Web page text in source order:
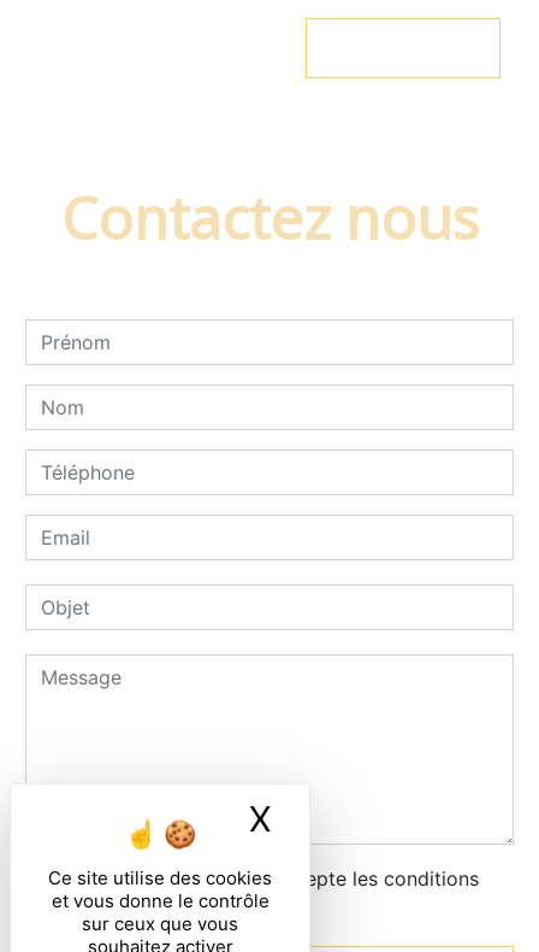
Ce site utilise des cookies
et vous donne le contrôle
sur ceux que vous
souhaitez activer
X
Contactez nous
En cochant cette case, j'accepte les conditions
particulières ci-dessous **